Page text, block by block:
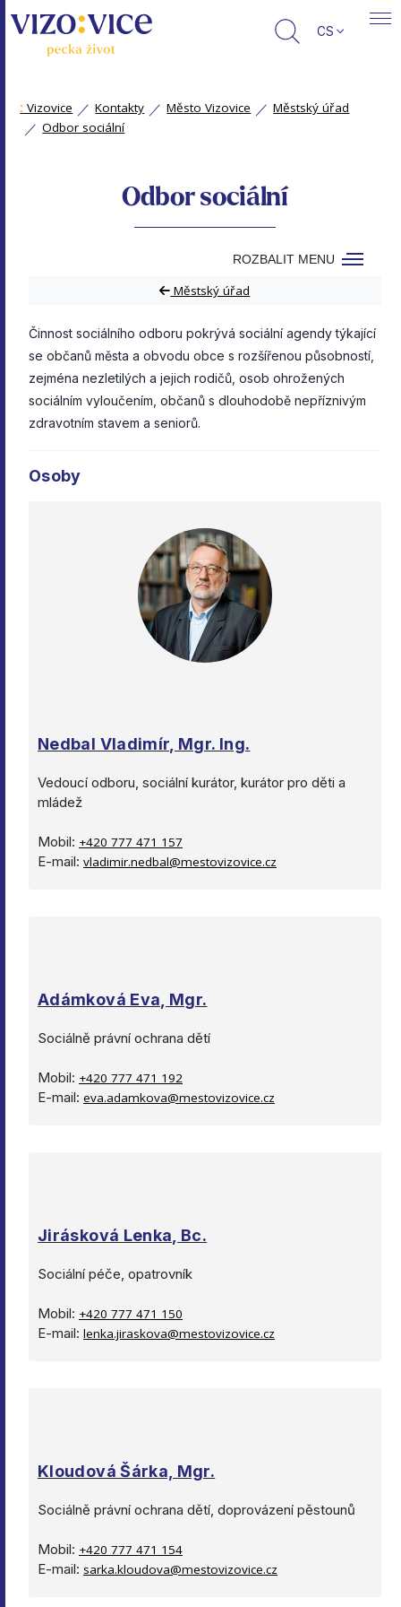
CS
: Vizovice Kontakty Město Vizovice
Městský úřad
Odbor sociální
Odbor sociální
Městský úřad
ROZBALIT MENU
Činnost sociálního odboru pokrývá sociální agendy týkající
se občanů města a obvodu obce s rozšířenou působností,
zejména nezletilých a jejich rodičů, osob ohrožených
sociálním vyloučením, občanů s dlouhodobě nepříznivým
zdravotním stavem a seniorů.
Osoby
Nedbal Vladimír, Mgr. Ing.
Vedoucí odboru, sociální kurátor, kurátor pro děti a
mládež
Mobil: +420 777 471 157
E-mail: vladimir.nedbal@mestovizovice.cz
Adámková Eva, Mgr.
Sociálně právní ochrana dětí
Mobil: +420 777 471 192
E-mail: eva.adamkova@mestovizovice.cz
Jirásková Lenka, Bc.
Sociální péče, opatrovník
Mobil: +420 777 471 150
E-mail: lenka.jiraskova@mestovizovice.cz
Kloudová Šárka, Mgr.
Sociálně právní ochrana dětí, doprovázení pěstounů
Mobil: +420 777 471 154
E-mail: sarka.kloudova@mestovizovice.cz